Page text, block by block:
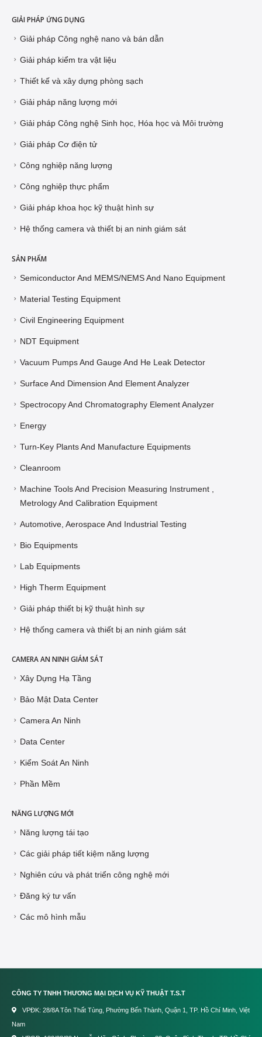
GIẢI PHÁP ỨNG DỤNG
Giải pháp Công nghệ nano và bán dẫn
Giải pháp kiểm tra vật liệu
Thiết kế và xây dựng phòng sạch
Giải pháp năng lượng mới
Giải pháp Công nghệ Sinh học, Hóa học và Môi trường
Giải pháp Cơ điện tử
Công nghiệp năng lượng
Công nghiệp thực phẩm
Giải pháp khoa học kỹ thuật hình sự
Hệ thống camera và thiết bị an ninh giám sát
SẢN PHẨM
Semiconductor And MEMS/NEMS And Nano Equipment
Material Testing Equipment
Civil Engineering Equipment
NDT Equipment
Vacuum Pumps And Gauge And He Leak Detector
Surface And Dimension And Element Analyzer
Spectrocopy And Chromatography Element Analyzer
Energy
Turn-Key Plants And Manufacture Equipments
Cleanroom
Machine Tools And Precision Measuring Instrument ,
Metrology And Calibration Equipment
Automotive, Aerospace And Industrial Testing
Bio Equipments
Lab Equipments
High Therm Equipment
Giải pháp thiết bị kỹ thuật hình sự
Hệ thống camera và thiết bị an ninh giám sát
CAMERA AN NINH GIÁM SÁT
Xây Dựng Hạ Tầng
Bảo Mật Data Center
Camera An Ninh
Data Center
Kiểm Soát An Ninh
Phần Mềm
NĂNG LƯỢNG MỚI
Năng lượng tái tạo
Các giải pháp tiết kiệm năng lượng
Nghiên cứu và phát triển công nghệ mới
Đăng ký tư vấn
Các mô hình mẫu
CÔNG TY TNHH THƯƠNG MẠI DỊCH VỤ KỸ THUẬT T.S.T
VPĐK: 28/8A Tôn Thất Tùng, Phường Bến Thành, Quận 1, TP. Hồ Chí Minh, Việt
Nam